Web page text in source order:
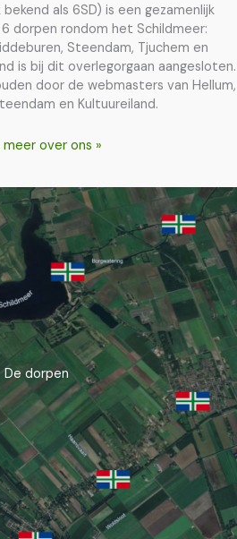
als 6SD) is een gezamenlijk
dorpen rondom het Schildmeer:
Steendam, Tjuchem en
is bij dit overlegorgaan aangesloten.
door de webmasters van Hellum,
en Kultuureiland.
meer over ons »
De dorpen